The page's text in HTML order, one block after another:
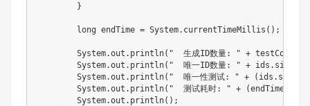
        }
        long endTime = System.currentTimeMillis();
        System.out.println("  生成ID数量: " + testCount);
System.out.println("  唯一ID数量: " +
System.out.println("  唯一性测试: " + (ids.size()
System.out.println("  测试耗时: " + (endTime -
        System.out.println();